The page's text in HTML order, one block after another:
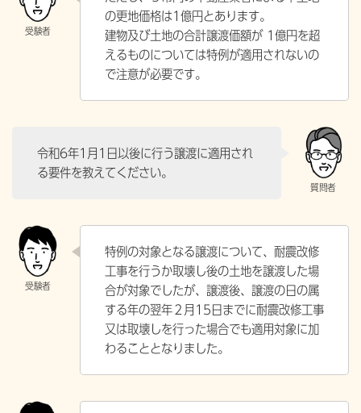
の更地価格は1億円とあります。
建物及び土地の合計譲渡価額が 1億円を超
えるものについては特例が適用されないの
で注意が必要です。
令和6年1月1日以後に行う譲渡に適用され
る要件を教えてください。
特例の対象となる譲渡について、耐震改修
工事を行うか取壊し後の土地を譲渡した場
合が対象でしたが、譲渡後、譲渡の日の属
する年の翌年２月15日までに耐震改修工事
又は取壊しを行った場合でも適用対象に加
わることとなりました。